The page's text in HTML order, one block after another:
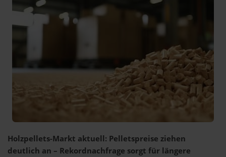
Holzpellets-Markt aktuell: Pelletspreise ziehen
deutlich an – Rekordnachfrage sorgt für längere